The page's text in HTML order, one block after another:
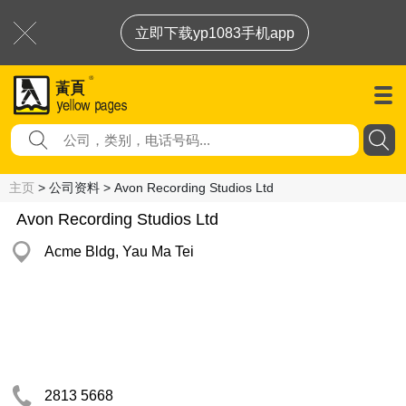
立即下载yp1083手机app
主页 > 公司资料 > Avon Recording Studios Ltd
Avon Recording Studios Ltd
Acme Bldg, Yau Ma Tei
2813 5668